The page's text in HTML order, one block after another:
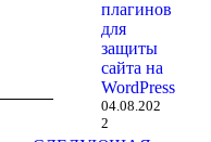
плагинов
для
защиты
сайта на
WordPress
04.08.202
2